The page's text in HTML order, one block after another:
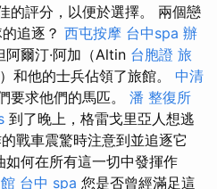
的評分，以便於選擇。 兩個戀
追逐？ 西屯按摩 台中spa 辦
阿爾汀·阿加（Altin 台胞證 旅
和他的士兵佔領了旅館。 中清
要求他們的馬匹。 潘 整復所
到了晚上，格雷戈里亞人想逃
戰車震驚時注意到並追逐它
何在所有這一切中發揮作
台中 spa 您是否曾經滿足這